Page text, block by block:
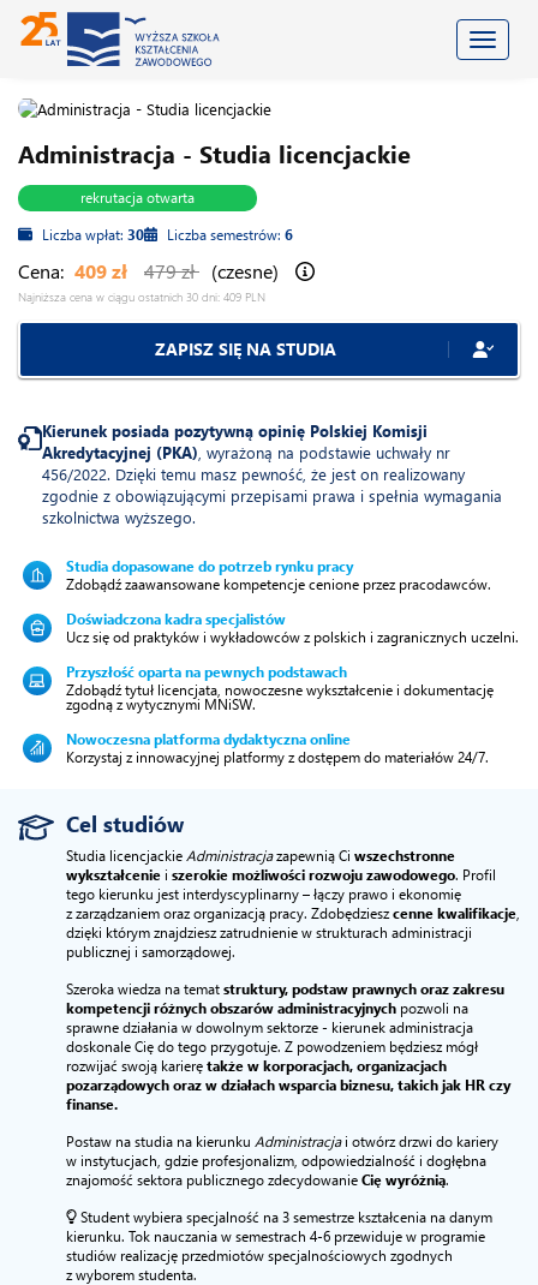
Administracja - Studia licencjackie
rekrutacja otwarta
Liczba wpłat: 30 Liczba semestrów: 6
Cena: 409 zł 479 zł (czesne)
Najniższa cena w ciągu ostatnich 30 dni: 409 PLN
ZAPISZ SIĘ NA STUDIA
Kierunek posiada pozytywną opinię Polskiej Komisji
Akredytacyjnej (PKA) , wyrażoną na podstawie uchwały nr
456/2022. Dzięki temu masz pewność, że jest on realizowany
zgodnie z obowiązującymi przepisami prawa i spełnia wymagania
szkolnictwa wyższego.
Studia dopasowane do potrzeb rynku pracy
Zdobądź zaawansowane kompetencje cenione przez pracodawców.
Doświadczona kadra specjalistów
Ucz się od praktyków i wykładowców z polskich i zagranicznych uczelni.
Przyszłość oparta na pewnych podstawach
Zdobądź tytuł licencjata, nowoczesne wykształcenie i dokumentację
zgodną z wytycznymi MNiSW.
Nowoczesna platforma dydaktyczna online
Korzystaj z innowacyjnej platformy z dostępem do materiałów 24/7.
Cel studiów
Studia licencjackie Administracjazapewnią Ci wszechstronne
wykształcenie i szerokie możliwości rozwoju zawodowego. Profil
tego kierunku jest interdyscyplinarny – łączy prawo i ekonomię
z zarządzaniem oraz organizacją pracy. Zdobędziesz cenne kwalifikacje
dzięki którym znajdziesz zatrudnienie w strukturach administracji
publicznej i samorządowej.
Szeroka wiedza na temat struktury, podstaw prawnych oraz zakresu
kompetencji różnych obszarów administracyjnych pozwoli na
sprawne działania w dowolnym sektorze - kierunek administracja
doskonale Cię do tego przygotuje. Z powodzeniem będziesz mógł
rozwijać swoją karierę także w korporacjach, organizacjach
pozarządowych oraz w działach wsparcia biznesu, takich jak HR czy
finanse.
Postaw na studia na kierunku Administracja i otwórz drzwi do kariery
w instytucjach, gdzie profesjonalizm, odpowiedzialność i dogłębna
znajomość sektora publicznego zdecydowanie Cię wyróżnią.
Student wybiera specjalność na 3 semestrze kształcenia na danym
kierunku. Tok nauczania w semestrach 4-6 przewiduje w programie
studiów realizację przedmiotów specjalnościowych zgodnych
z wyborem studenta.